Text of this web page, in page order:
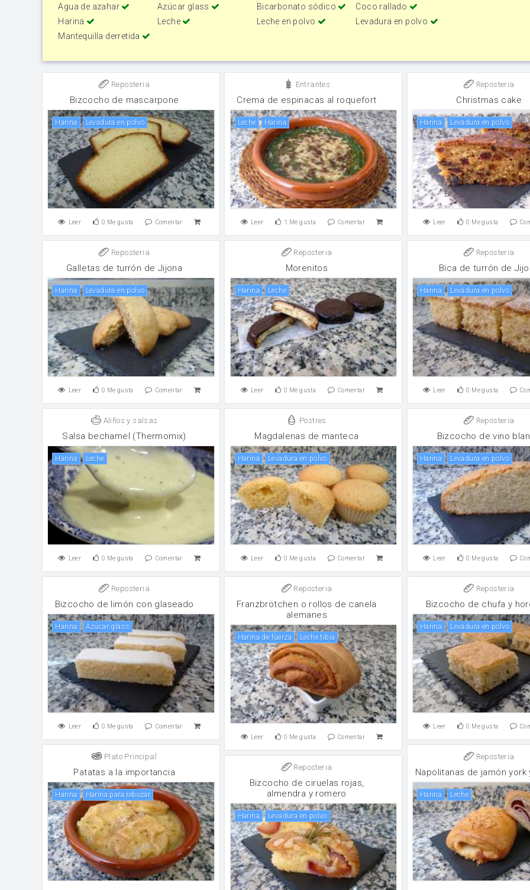
Agua de azahar Azúcar glass Bicarbonato sódico
Coco rallado
Harina
Leche Leche en polvo
Levadura en polvo
Mantequilla derretida
Reposteria
Bizcocho de mascarpone
harina levadura en polvo
Leer 0 Me gusta Comentar
Entrantes
Crema de espinacas al roquefort
leche harina
Leer 1 Me gusta Comentar
Reposteria
Christmas cake
harina levadura en polvo
Leer 0 Me gusta
Reposteria
Galletas de turrón de Jijona
harina levadura en polvo
Leer 0 Me gusta Comentar
Reposteria
Morenitos
harina leche
Leer 0 Me gusta Comentar
Reposteria
Bica de turrón de
harina levadura en polvo
Leer 0 Me gusta
Aliños y salsas
Salsa bechamel (Thermomix)
harina leche
Leer 0 Me gusta Comentar
Postres
Magdalenas de manteca
harina levadura en polvo
Leer 0 Me gusta Comentar
Reposteria
Bizcocho de vino
harina levadura en polvo
Leer 0 Me gusta
Reposteria
Bizcocho de limón con glaseado
harina Azúcar glass
Leer 0 Me gusta Comentar
Reposteria
Franzbrötchen o rollos de canela
alemanes
harina de fuerza Leche tibia
Leer 0 Me gusta Comentar
Reposteria
Bizcocho de chufa y
harina levadura en polvo
Leer 0 Me gusta
Plato Principal
Patatas a la importancia
harina Harina para rebozar
Reposteria
Napolitanas de jamón york
harina leche
Reposteria
Bizcocho de ciruelas rojas,
almendra y romero
harina levadura en polvo